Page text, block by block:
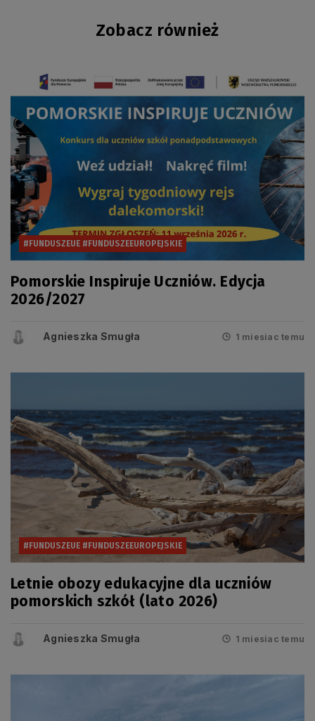
Zobacz również
#FUNDUSZEUE #FUNDUSZEEUROPEJSKIE
Pomorskie Inspiruje Uczniów. Edycja
2026/2027
Agnieszka Smugła 1 miesiac temu
#FUNDUSZEUE #FUNDUSZEEUROPEJSKIE
Letnie obozy edukacyjne dla uczniów
pomorskich szkół (lato 2026)
Agnieszka Smugła 1 miesiac temu